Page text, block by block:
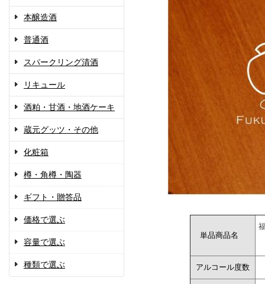
本醸造酒
普通酒
スパークリング清酒
リキュール
酒粕・甘酒・地酒ケーキ
蔵元グッツ・その他
化粧箱
樽・角樽・陶器
ギフト・贈答品
価格で選ぶ
容量で選ぶ
種類で選ぶ
単品商品名
アルコール度数